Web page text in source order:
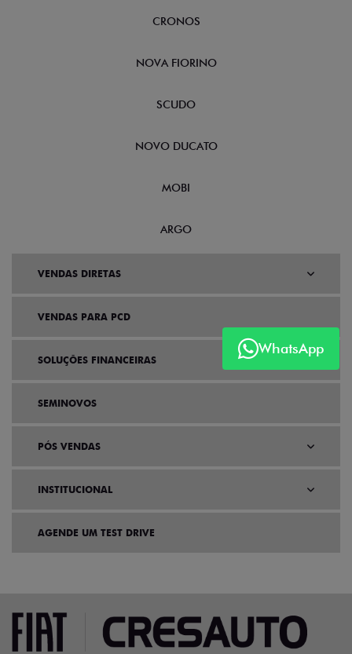
WhatsApp
CRONOS
NOVA FIORINO
SCUDO
NOVO DUCATO
MOBI
ARGO
VENDAS DIRETAS
VENDAS PARA PCD
SOLUÇÕES FINANCEIRAS
SEMINOVOS
PÓS VENDAS
INSTITUCIONAL
AGENDE UM TEST DRIVE